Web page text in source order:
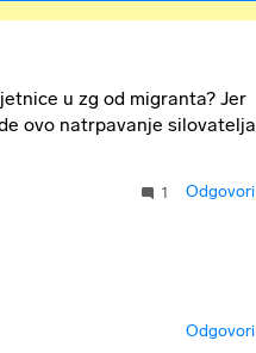
u zg od migranta? Jer
ovo natrpavanje silovatelja
1 Odgovori
Odgovori